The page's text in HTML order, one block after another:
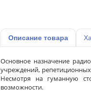
Описание товара
Основное назначение
учреждений,
Несмотря на гуманную
возможности.